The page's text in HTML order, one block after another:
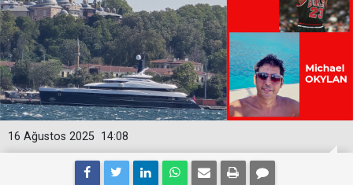
14:08
16 Ağustos 2025